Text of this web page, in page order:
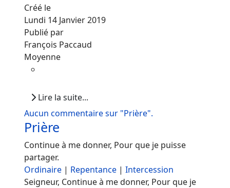
Créé le
Lundi 14 Janvier 2019
Publié par
François Paccaud
Moyenne
Lire la suite...
Aucun commentaire sur "Prière".
Prière
Continue à me donner, Pour que je puisse
partager.
Ordinaire | Repentance | Intercession
Seigneur, Continue à me donner, Pour que je